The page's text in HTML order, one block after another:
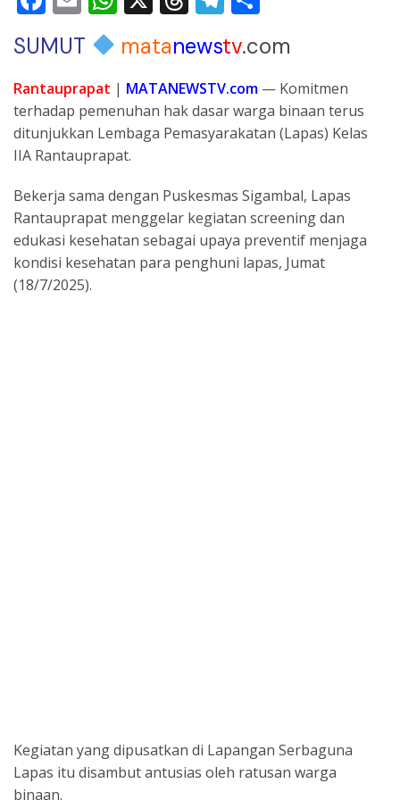
ac
e
b
o
o
k
m
ai
l
at
s
A
p
p
re
a
d
s
e
gr
a
m
ar
e
SUMUT matanewstv.com
Rantauprapat | MATANEWSTV.com — Komitmen
terhadap pemenuhan hak dasar warga binaan terus
ditunjukkan Lembaga Pemasyarakatan (Lapas) Kelas
IIA Rantauprapat.
Bekerja sama dengan Puskesmas Sigambal, Lapas
Rantauprapat menggelar kegiatan screening dan
edukasi kesehatan sebagai upaya preventif menjaga
kondisi kesehatan para penghuni lapas, Jumat
(18/7/2025).
Kegiatan yang dipusatkan di Lapangan Serbaguna
Lapas itu disambut antusias oleh ratusan warga
binaan.